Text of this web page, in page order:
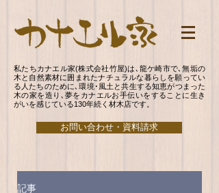
私たちカナエル家(株式会社竹屋)は､龍ケ崎市で､無垢の
木と自然素材に囲まれたナチュラルな暮らしを願ってい
る人たちのために､環境･風土と共生する知恵がつまった
木の家を造り､夢をカナエルお手伝いをすることに生き
がいを感じている130年続く材木店です。
お問い合わせ・資料請求
記事